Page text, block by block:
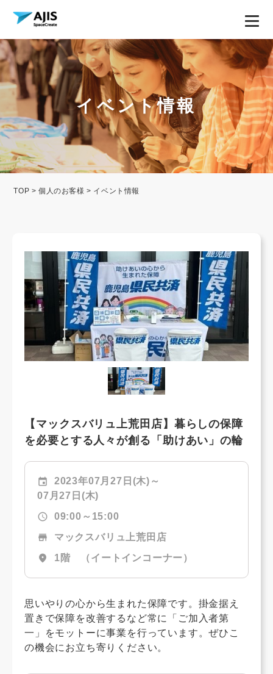
イベント情報
TOP >個人のお客様 > イベント情報
【マックスバリュ上荒田店】暮らしの保障
を必要とする人々が創る「助けあい」の輪
event
2023年07月27日(木)～
07月27日(木)
schedule 09:00～15:00
store マックスバリュ上荒田店
location_on 1階 （イートインコーナー）
思いやりの心から生まれた保障です。掛金据え
置きで保障を改善するなど常に「ご加入者第
一」をモットーに事業を行っています。ぜひこ
の機会にお立ち寄りください。